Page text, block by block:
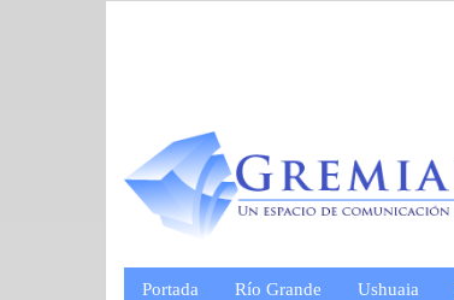
Portada Río Grande Ushuaia